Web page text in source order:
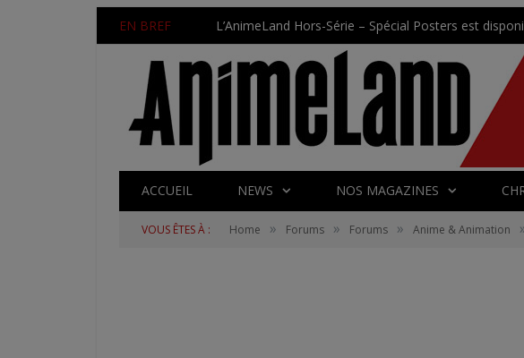
EN BREF L’AnimeLand Hors-Série – Spécial Posters est
ACCUEIL NEWS NOS MAGAZINES
VOUS ÊTES À : Home » Forums » Forums » Anime & Animation